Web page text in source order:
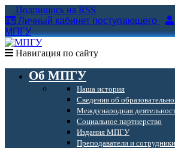
Подпишись на RSS
Личный кабинет поступающего
МПГУ
Навигация по сайту
Об МПГУ
Наша история
Сведения об
Международная
Социальное партнерство
Издания МПГУ
Преподаватели и сотрудники